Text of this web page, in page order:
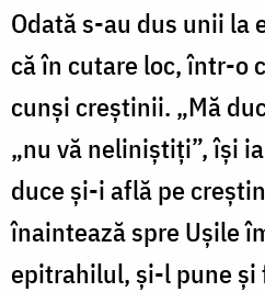
Odată s-au dus unii
că în cutare loc, într-o
cunși creștinii. „Mă
„nu vă neli­niștiți”, își
duce și-i află pe
înaintează spre Ușile
epitrahilul, și-l pune și